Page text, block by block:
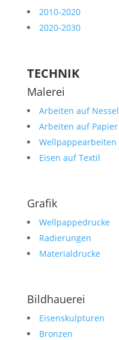
2010-2020
2020-2030
TECHNIK
Malerei
Arbeiten auf Nessel
Arbeiten auf Papier
Wellpappearbeiten
Eisen auf Textil
Grafik
Wellpappedrucke
Radierungen
Materialdrucke
Bildhauerei
Eisenskulpturen
Bronzen